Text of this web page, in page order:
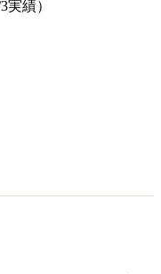
実績）